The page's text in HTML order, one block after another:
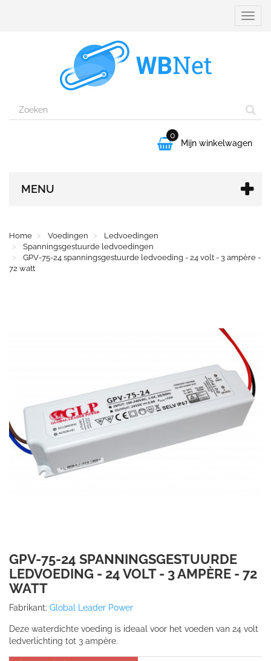

0
Mijn winkelwagen
MENU
Home Voedingen
Ledvoedingen
Spanningsgestuurde ledvoedingen
GPV-75-24 spanningsgestuurde ledvoeding - 24 volt - 3 ampère -
72 watt
GPV-75-24 SPANNINGSGESTUURDE
LEDVOEDING - 24 VOLT - 3 AMPÈRE - 72
WATT
Fabrikant: Global Leader Power
Deze waterdichte voeding is ideaal voor het voeden van 24 volt
ledverlichting tot 3 ampère.